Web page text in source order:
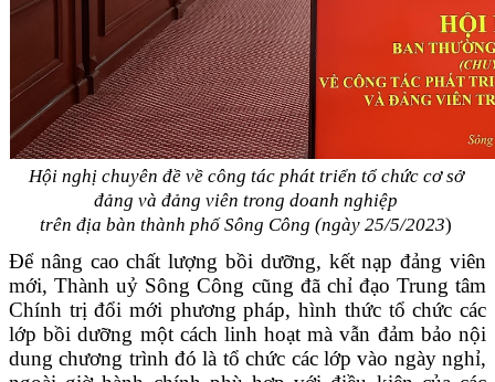
Hội nghị chuyên đề về công tác phát triển tổ chức cơ sở
đảng và đảng viên trong doanh nghiệp
trên địa bàn thành phố Sông Công (ngày 25/5/2023)
Để nâng cao chất lượng bồi dưỡng, kết nạp đảng viên
mới, Thành uỷ Sông Công cũng đã chỉ đạo Trung tâm
Chính trị đổi mới phương pháp, hình thức tổ chức các
lớp bồi dưỡng một cách linh hoạt mà vẫn đảm bảo nội
dung chương trình đó là tổ chức các lớp vào ngày nghỉ,